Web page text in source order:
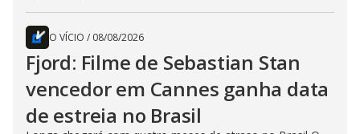
O VÍCIO / 08/08/2026
Fjord: Filme de Sebastian Stan
vencedor em Cannes ganha data
de estreia no Brasil